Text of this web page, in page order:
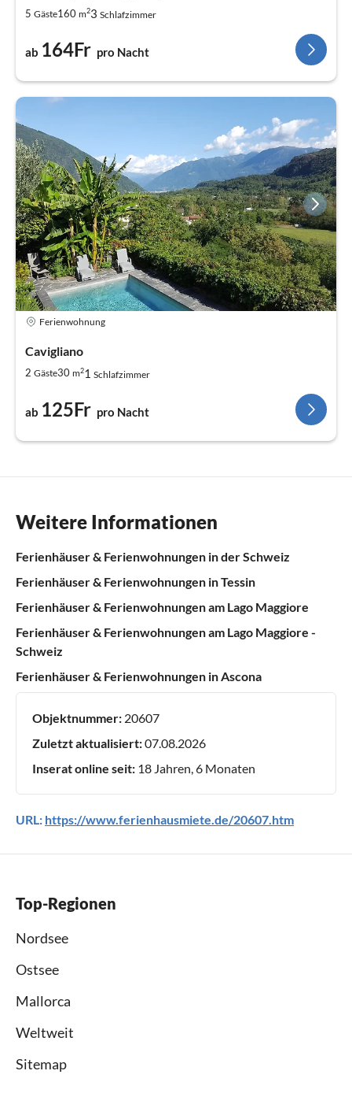
5 Gäste160 m23 Schlafzimmer
ab 164Fr pro Nacht
Ferienwohnung
Cavigliano
2 Gäste30 m21 Schlafzimmer
ab 125Fr pro Nacht
Weitere Informationen
Ferienhäuser & Ferienwohnungen in der Schweiz
Ferienhäuser & Ferienwohnungen in Tessin
Ferienhäuser & Ferienwohnungen am Lago Maggiore
Ferienhäuser & Ferienwohnungen am Lago Maggiore -
Schweiz
Ferienhäuser & Ferienwohnungen in Ascona
Objektnummer: 20607
Zuletzt aktualisiert:07.08.2026
Inserat online seit: 18 Jahren, 6 Monaten
URL: https://www.ferienhausmiete.de/20607.htm
Top-Regionen
Nordsee
Ostsee
Mallorca
Weltweit
Sitemap